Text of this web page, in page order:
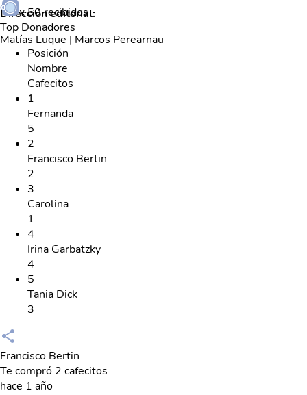
Dirección editorial:
Matías Luque | Marcos Perearnau
x50recibidos
Top Donadores
Posición
Nombre
Cafecitos
1
Fernanda
5
2
Francisco Bertin
2
3
Carolina
1
4
Irina Garbatzky
4
5
Tania Dick
3
Francisco Bertin
Te compró 2 cafecitos
hace 1 año